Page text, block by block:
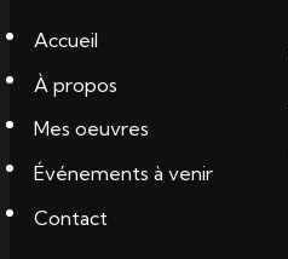
Accueil
À propos
Mes oeuvres
Événements à venir
Contact